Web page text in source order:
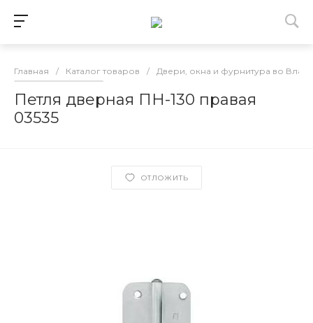
Главная / Каталог товаров / Двери, окна и фурнитура во
Петля дверная ПН-130 правая
03535
ОТЛОЖИТЬ